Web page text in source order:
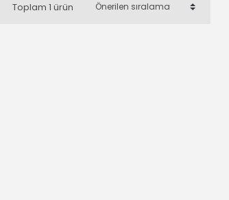
Toplam 1 ürün